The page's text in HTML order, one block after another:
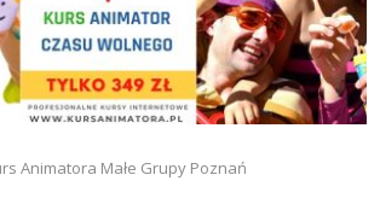
Animatora Małe Grupy Poznań